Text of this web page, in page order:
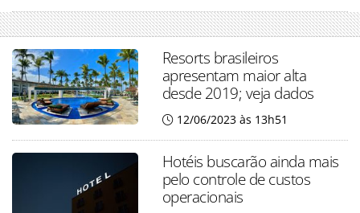
Resorts brasileiros
apresentam maior alta
desde 2019; veja dados
12/06/2023 às 13h51
Hotéis buscarão ainda mais
pelo controle de custos
operacionais